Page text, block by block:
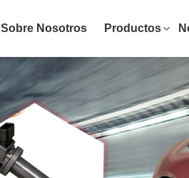
Sobre Nosotros Productos